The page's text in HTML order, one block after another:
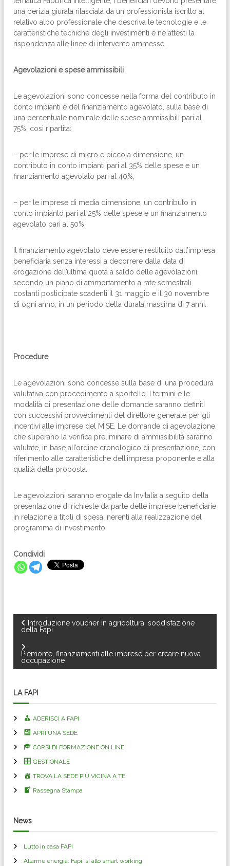
una perizia giurata rilasciata da un professionista iscritto al
relativo albo professionale che descriva le tecnologie e le
caratteristiche tecniche degli investimenti e ne attesti la
rispondenza alle linee di intervento ammesse.
Agevolazioni e spese ammissibili
Le agevolazioni sono concesse nella forma del contributo in
conto impianti e del finanziamento agevolato, sulla base di
una percentuale nominale delle spese ammissibili pari al
75%, così ripartita:
– per le imprese di micro e piccola dimensione, un
contributo in conto impianti pari al 35% delle spese e un
finanziamento agevolato pari al 40%,
– per le imprese di media dimensione, un contributo in
conto impianto pari al 25% delle spese e un finanziamento
agevolato pari al 50%.
Il finanziamento agevolato deve essere restituito dall’impresa
beneficiaria senza interessi a decorrere dalla data di
erogazione dell’ultima quota a saldo delle agevolazioni,
secondo un piano di ammortamento a rate semestrali
costanti posticipate scadenti il 31 maggio e il 30 novembre
di ogni anno, in un periodo della durata massima di 7 anni.
Procedure
Le agevolazioni sono concesse sulla base di una procedura
valutativa con procedimento a sportello. I termini e le
modalità di presentazione delle domande saranno definiti
con successivi provvedimenti del direttore generale per gli
incentivi alle imprese del MISE. Le domande di agevolazione
che superano la verifica preliminare di ammissibilità saranno
valutate, in base all’ordine cronologico di presentazione, con
riferimento alle caratteristiche dell’impresa proponente e alla
qualità della proposta.
Le agevolazioni saranno erogate da Invitalia a seguito della
presentazione di richieste da parte delle imprese beneficiarie
in relazione a titoli di spesa inerenti alla realizzazione del
programma di investimento.
Condividi
N
v
i
g
a
z
i
n
e
Introduzione voucher in agricoltura, soddisfazione
della Fapi
Piemonte, finanziamenti alle imprese per creare nuova
occupazione
LA FAPI
ADERISCI A FAPI
APRI UNA SEDE
CORSI DI FORMAZIONE ON LINE
GESTIONALE
TROVA LA SEDE PIÙ VICINA A TE
Rassegna Stampa
News
Lutto in casa FAPI
Allarme energia: Fapi, si allo smart working